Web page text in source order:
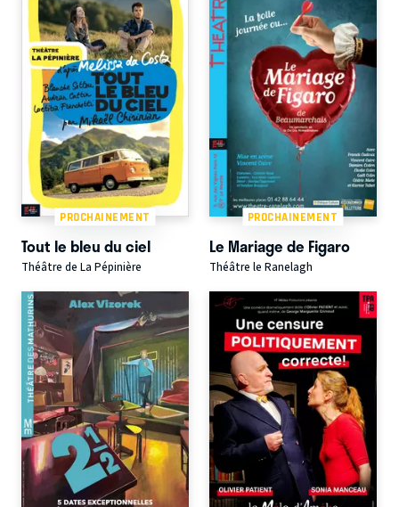
PROCHAINEMENT
Tout le bleu du ciel
Théâtre de La Pépinière
PROCHAINEMENT
Le Mariage de Figaro
Théâtre le Ranelagh